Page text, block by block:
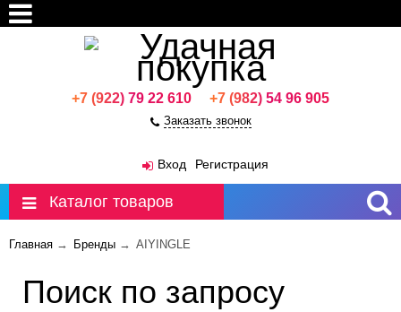
+7 (922) 79 22 610 +7 (982) 54 96 905
Заказать звонок
Вход
Регистрация
Каталог товаров
Главная → Бренды → AIYINGLE
Поиск по запросу